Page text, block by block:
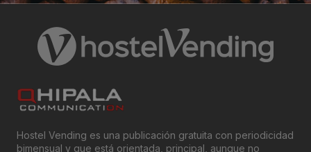
Fecha de publicación de producto:
Miércoles 28 Agosto 2013
Hostel Vending es una publicación gratuita con periodicidad
bimensual y que está orientada, principal, aunque no